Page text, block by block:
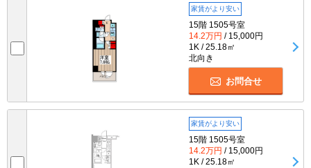
家賃がより安い
15階 1505号室
14.2万円 / 15,000円
1K / 25.18㎡
北向き
お問合せ
家賃がより安い
15階 1505号室
14.2万円 / 15,000円
1K / 25.18㎡